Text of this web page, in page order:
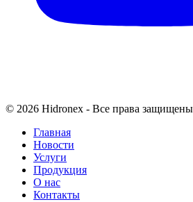
© 2026 Hidronex - Все права защищены
Главная
Новости
Услуги
Продукция
О нас
Контакты